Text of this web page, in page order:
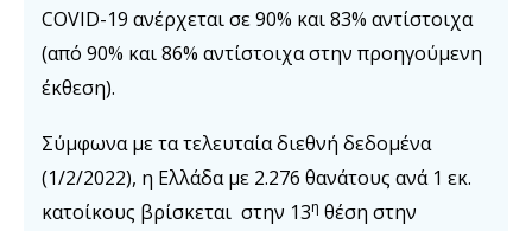
COVID-19 ανέρχεται σε 90% και 83% αντίστοιχα
(από 90% και 86% αντίστοιχα στην προηγούμενη
έκθεση).
Σύμφωνα με τα τελευταία διεθνή δεδομένα
(1/2/2022), η Ελλάδα με 2.276 θανάτους ανά 1 εκ.
κατοίκους βρίσκεται στην 13η θέση στην